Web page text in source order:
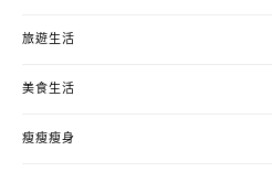
旅遊生活
美食生活
瘦瘦瘦身